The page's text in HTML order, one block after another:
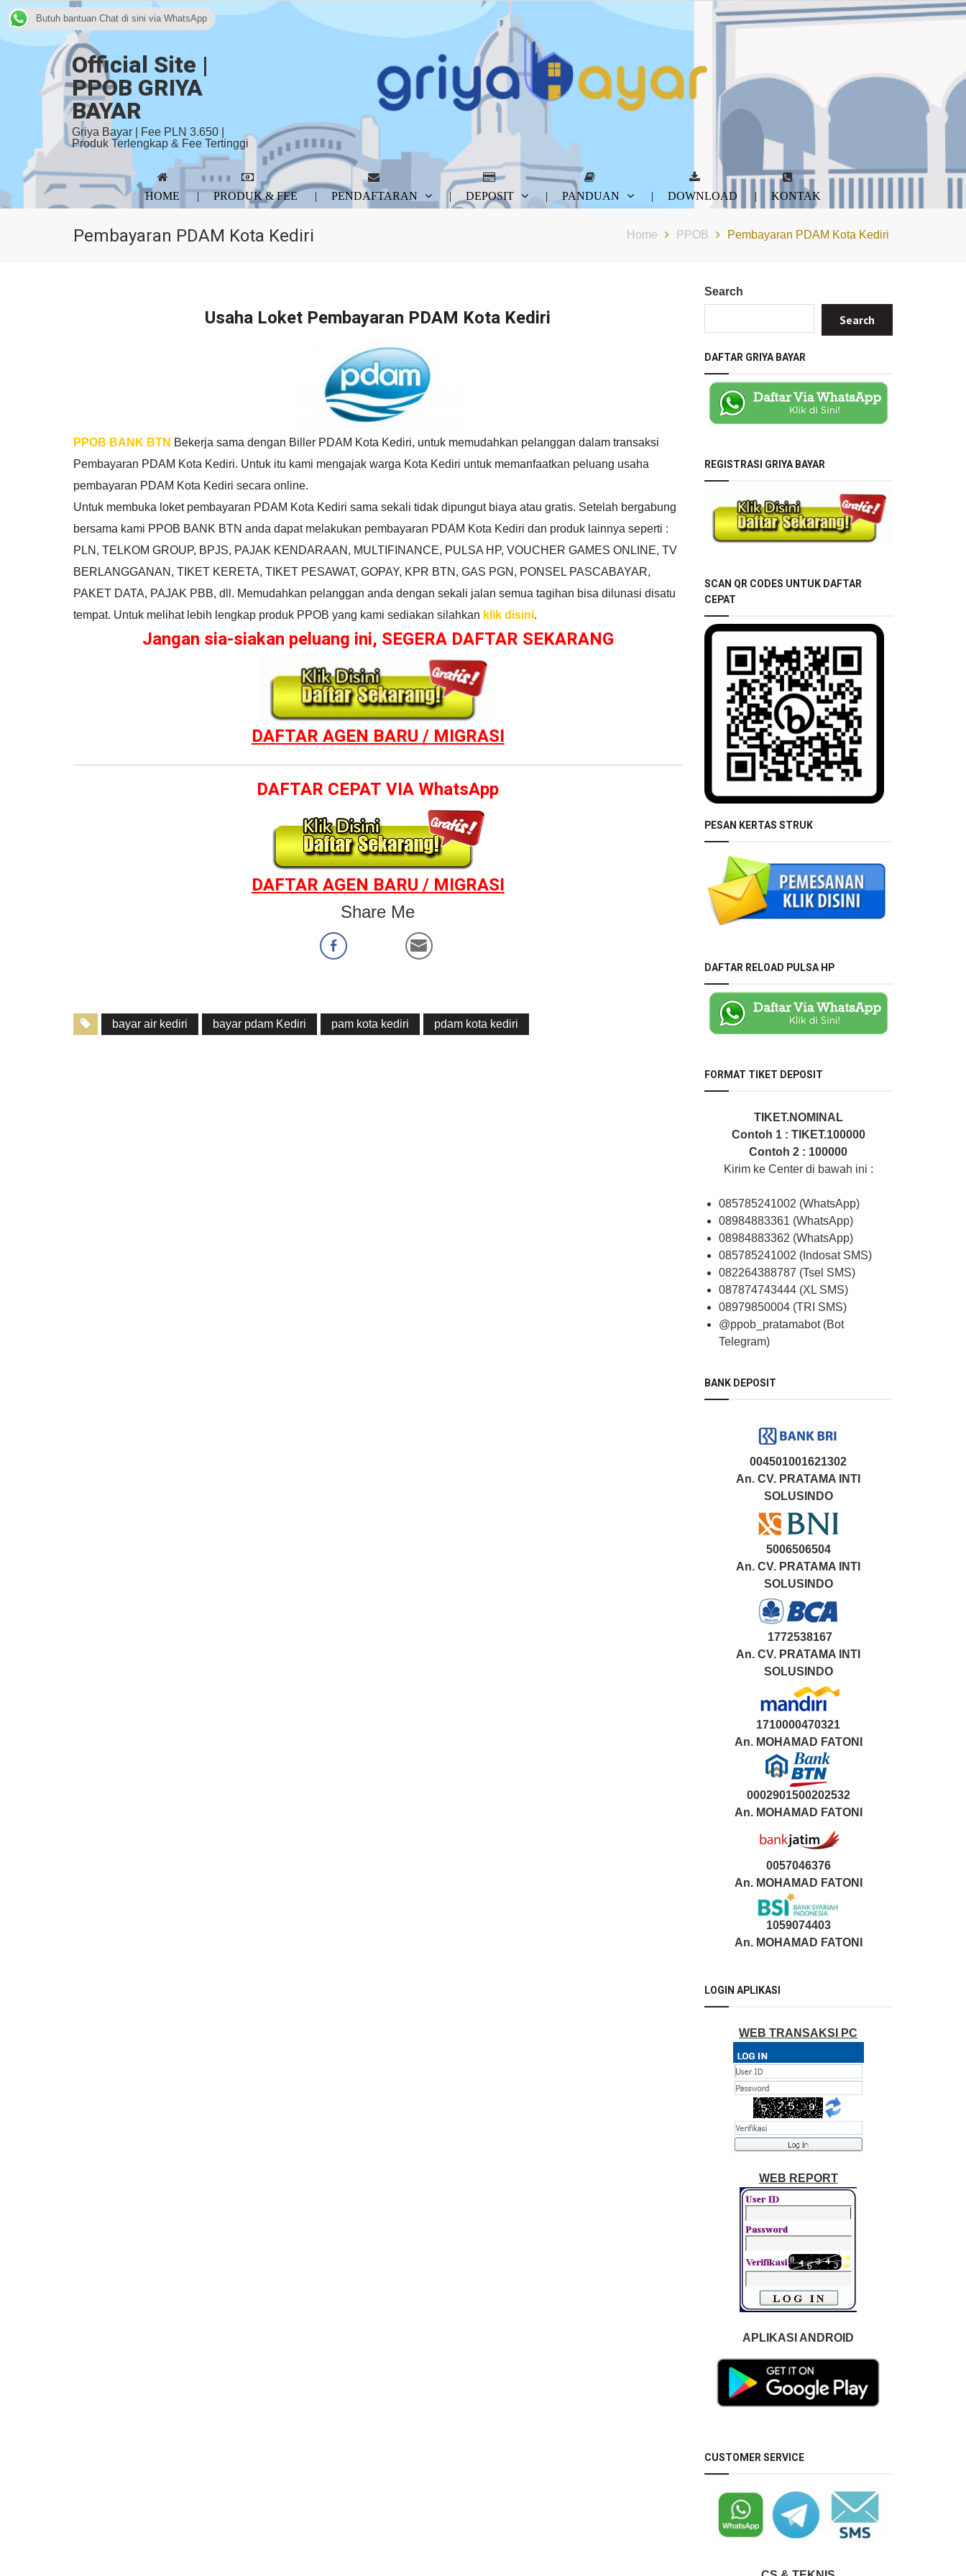
Official Site |
PPOB GRIYA
BAYAR
Griya Bayar | Fee PLN 3.650 |
Produk Terlengkap & Fee Tertinggi
HOME PRODUK & FEE PENDAFTARAN DEPOSIT PANDUAN DOWNLOAD KONTAK
Pembayaran PDAM Kota Kediri Home PPOB Pembayaran PDAM Kota Kediri
Usaha Loket Pembayaran PDAM Kota Kediri
PPOB BANK BTN Bekerja sama dengan Biller PDAM Kota Kediri, untuk memudahkan pelanggan dalam transaksi
Pembayaran PDAM Kota Kediri. Untuk itu kami mengajak warga Kota Kediri untuk memanfaatkan peluang usaha
pembayaran PDAM Kota Kediri secara online.
Untuk membuka loket pembayaran PDAM Kota Kediri sama sekali tidak dipungut biaya atau gratis. Setelah bergabung
bersama kami PPOB BANK BTN anda dapat melakukan pembayaran PDAM Kota Kediri dan produk lainnya seperti :
PLN, TELKOM GROUP, BPJS, PAJAK KENDARAAN, MULTIFINANCE, PULSA HP, VOUCHER GAMES ONLINE, TV
BERLANGGANAN, TIKET KERETA, TIKET PESAWAT, GOPAY, KPR BTN, GAS PGN, PONSEL PASCABAYAR,
PAKET DATA, PAJAK PBB, dll. Memudahkan pelanggan anda dengan sekali jalan semua tagihan bisa dilunasi disatu
tempat. Untuk melihat lebih lengkap produk PPOB yang kami sediakan silahkan klik disini.
Jangan sia-siakan peluang ini, SEGERA DAFTAR SEKARANG
DAFTAR AGEN BARU / MIGRASI
DAFTAR CEPAT VIA WhatsApp
DAFTAR AGEN BARU / MIGRASI
Share Me
bayar air kediri bayar pdam Kediri pam kota kediri pdam kota kediri
Search
Search
DAFTAR GRIYA BAYAR
REGISTRASI GRIYA BAYAR
SCAN QR CODES UNTUK DAFTAR
CEPAT
PESAN KERTAS STRUK
DAFTAR RELOAD PULSA HP
FORMAT TIKET DEPOSIT
TIKET.NOMINAL
Contoh 1 : TIKET.100000
Contoh 2 : 100000
Kirim ke Center di bawah ini :
085785241002 (WhatsApp)
08984883361 (WhatsApp)
08984883362 (WhatsApp)
085785241002 (Indosat SMS)
082264388787 (Tsel SMS)
087874743444 (XL SMS)
08979850004 (TRI SMS)
@ppob_pratamabot (Bot
Telegram)
BANK DEPOSIT
004501001621302
An. CV. PRATAMA INTI
SOLUSINDO
5006506504
An. CV. PRATAMA INTI
SOLUSINDO
1772538167
An. CV. PRATAMA INTI
SOLUSINDO
1710000470321
An. MOHAMAD FATONI
0002901500202532
An. MOHAMAD FATONI
0057046376
An. MOHAMAD FATONI
1059074403
An. MOHAMAD FATONI
LOGIN APLIKASI
WEB TRANSAKSI PC
WEB REPORT
APLIKASI ANDROID
CUSTOMER SERVICE
Butuh bantuan Chat di sini via WhatsApp